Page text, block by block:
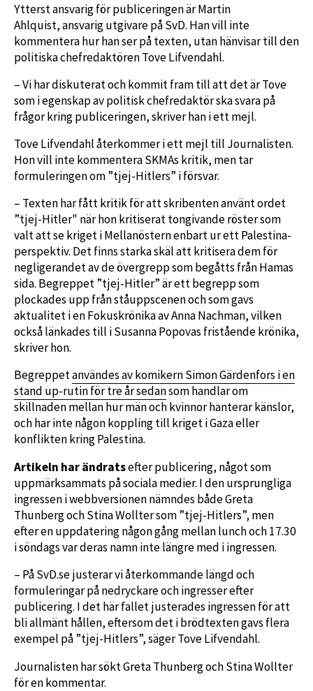
Ytterst ansvarig för publiceringen är Martin
Ahlquist, ansvarig utgivare på SvD. Han vill inte
kommentera hur han ser på texten, utan hänvisar till den
politiska chefredaktören Tove Lifvendahl.
– Vi har diskuterat och kommit fram till att det är Tove
som i egenskap av politisk chefredaktör ska svara på
frågor kring publiceringen, skriver han i ett mejl.
Tove Lifvendahl återkommer i ett mejl till Journalisten.
Hon vill inte kommentera SKMAs kritik, men tar
formuleringen om ”tjej-Hitlers” i försvar.
– Texten har fått kritik för att skribenten använt ordet
”tjej-Hitler" när hon kritiserat tongivande röster som
valt att se kriget i Mellanöstern enbart ur ett Palestina-
perspektiv. Det finns starka skäl att kritisera dem för
negligerandet av de övergrepp som begåtts från Hamas
sida. Begreppet ”tjej-Hitler” är ett begrepp som
plockades upp från ståuppscenen och som gavs
aktualitet i en Fokuskrönika av Anna Nachman, vilken
också länkades till i Susanna Popovas fristående krönika,
skriver hon.
Begreppetanvändes av komikern Simon Gärdenfors i en
stand up-rutin för tre år sedansom handlar om
skillnaden mellan hur män och kvinnor hanterar känslor,
och har inte någon koppling till kriget i Gaza eller
konflikten kring Palestina.
Artikeln har ändratsefter publicering, något som
uppmärksammats på sociala medier. I den ursprungliga
ingressen i webbversionen nämndes både Greta
Thunberg och Stina Wollter som ”tjej-Hitlers”, men
efter en uppdatering någon gång mellan lunch och 17.30
i söndags var deras namn inte längre med i ingressen.
– På SvD.se justerar vi återkommande längd och
formuleringar på nedryckare och ingresser efter
publicering. I det här fallet justerades ingressen för att
bli allmänt hållen, eftersom det i brödtexten gavs flera
exempel på ”tjej-Hitlers”, säger Tove Lifvendahl.
Journalisten har sökt Greta Thunberg ochStina Wollter
för en kommentar.